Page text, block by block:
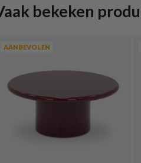
bekeken
AANBEVOLEN